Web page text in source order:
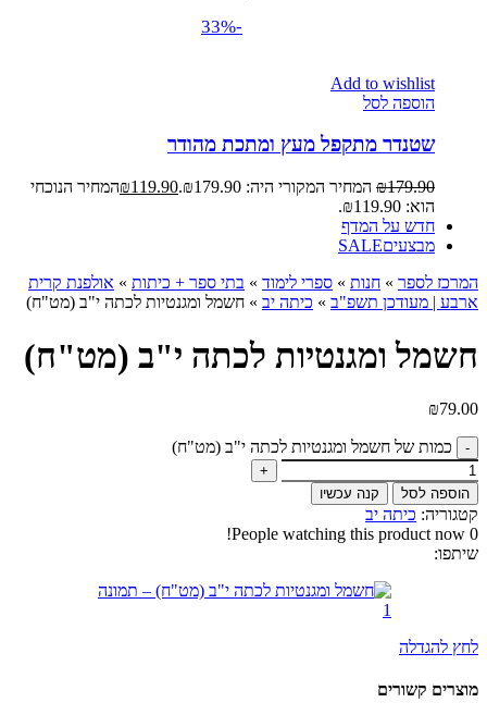
-33%
Add to wishlist
הוספה לסל
שטנדר מתקפל מעץ ומתכת מהודר
₪179.90 המחיר המקורי היה: ₪179.90. ₪119.90
המחיר הנוכחי
הוא: ₪119.90.
חדש על המדף
מבצעיםSALE
המרכז לספר » חנות » ספרי לימוד » בתי ספר + כיתות » אולפנת קרית
ארבע | מעודכן תשפ"ב » כיתה יב » חשמל ומגנטיות לכתה י"ב (מט"ח)
חשמל ומגנטיות לכתה י"ב (מט"ח)
₪79.00
כמות של חשמל ומגנטיות לכתה י"ב (מט"ח)
הוספה לסל קנה עכשיו
קטגוריה: כיתה יב
0
People watching this product now!
שיתפו:
לחץ להגדלה
מוצרים קשורים